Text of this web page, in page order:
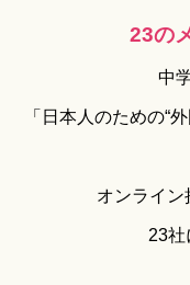
23の
中
「日本人のための“
オンライ
23社